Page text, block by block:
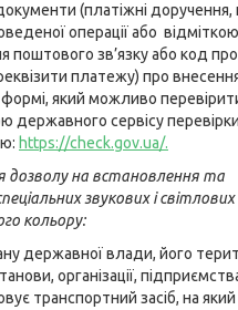
(платіжні доручення,
операції або
поштового зв’язку або код
платежу) про
формі, який можливо
державного сервісу
https://check.gov.ua/.
на встановлення та
звукових і
кольору:
державної влади, його
організації,
транспортний засіб, на